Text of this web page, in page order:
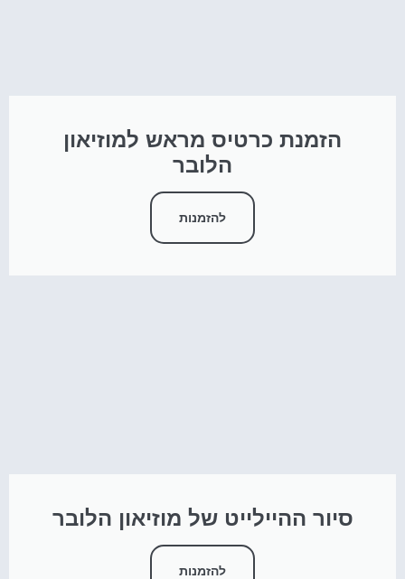
הזמנת כרטיס מראש למוזיאון
הלובר
להזמנות
סיור ההיילייט של מוזיאון הלובר
להזמנות